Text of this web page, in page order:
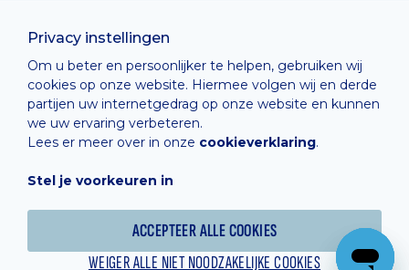
Privacy instellingen
Om u beter en persoonlijker te helpen, gebruiken wij
cookies op onze website. Hiermee volgen wij en derde
partijen uw internetgedrag op onze website en kunnen
we uw ervaring verbeteren.
Lees er meer over in onze cookieverklaring.
Stel je voorkeuren in
ACCEPTEER ALLE COOKIES
WEIGER ALLE NIET NOODZAKELIJKE COOKIES
Privacy Policy
Cashless
verkoopsvoorwaarden
Cookie Policy
Hosted by Combell
Powered online by